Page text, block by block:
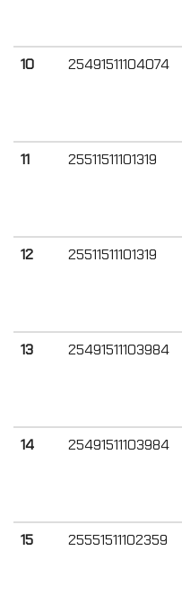
10
25491511104074
11
25511511101319
12
25511511101319
13
25491511103984
14
25491511103984
15
25551511102359